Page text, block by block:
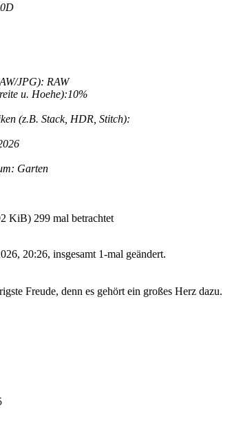
JPG): RAW
u. Hoehe):10%
(z.B. Stack, HDR, Stitch):
Garten
KiB) 299 mal betrachtet
20:26, insgesamt 1-mal geändert.
Freude, denn es gehört ein großes Herz dazu.